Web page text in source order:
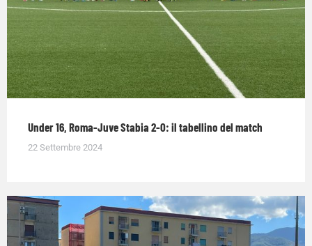
Under 16, Roma-Juve Stabia 2-0: il tabellino del match
22 Settembre 2024